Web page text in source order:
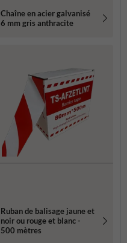
Chaîne en acier galvanisé
6 mm gris anthracite
Ruban de balisage jaune et
noir ou rouge et blanc -
500 mètres